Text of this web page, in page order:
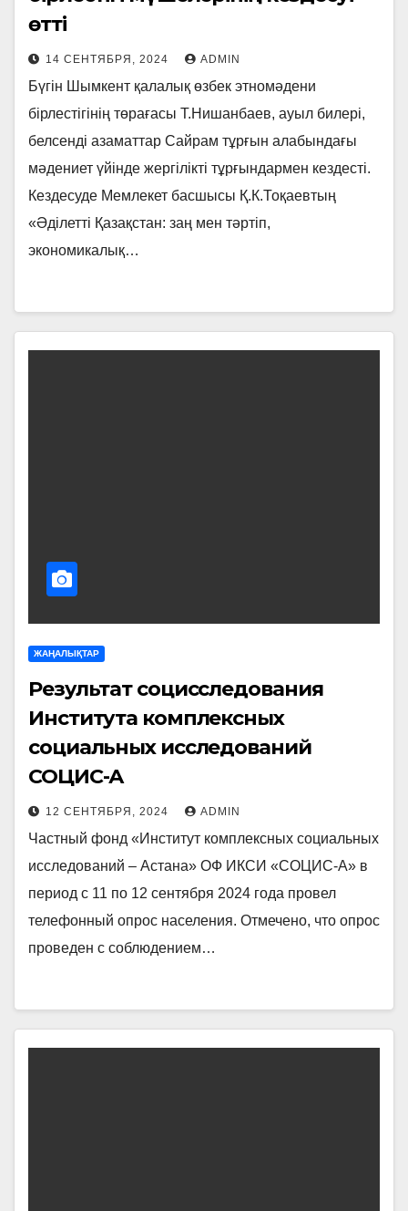
өтті
14 СЕНТЯБРЯ, 2024 ADMIN
Бүгін Шымкент қалалық өзбек этномәдени
бірлестігінің төрағасы Т.Нишанбаев, ауыл билері,
белсенді азаматтар Сайрам тұрғын алабындағы
мәдениет үйінде жергілікті тұрғындармен кездесті.
Кездесуде Мемлекет басшысы Қ.К.Тоқаевтың
«Әділетті Қазақстан: заң мен тәртіп,
экономикалық…
ЖАҢАЛЫҚТАР
Результат социсследования
Института комплексных
социальных исследований
СОЦИС-А
12 СЕНТЯБРЯ, 2024 ADMIN
Частный фонд «Институт комплексных социальных
исследований – Астана» ОФ ИКСИ «СОЦИС-А» в
период с 11 по 12 сентября 2024 года провел
телефонный опрос населения. Отмечено, что опрос
проведен с соблюдением…